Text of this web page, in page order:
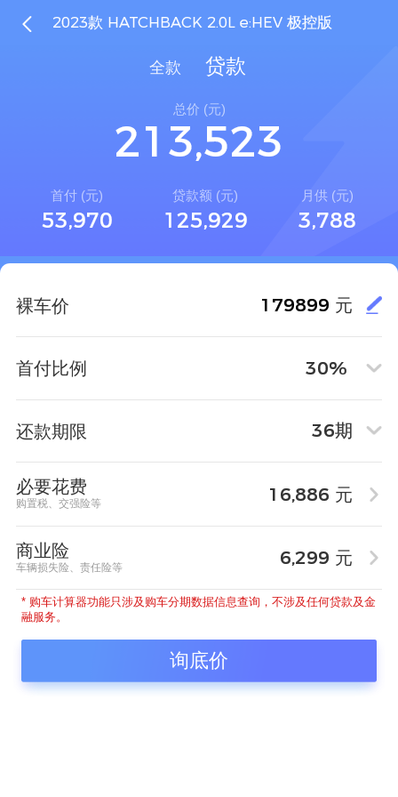
 2023款 HATCHBACK 2.0L e:HEV 极控版
全款 贷款
总价 (元)
0
2
0
1
1
2
3,
3
4
5
0
1
2
1
3
首付 (元)
53,970
贷款额 (元)
125,929
月供 (元)
3,788
裸车价 元
首付比例
还款期限
必要花费
购置税、交强险等 16,886 元 
商业险
车辆损失险、责任险等 6,299 元 
* 购车计算器功能只涉及购车分期数据信息查询，不涉及任何贷款及金
融服务。
询底价